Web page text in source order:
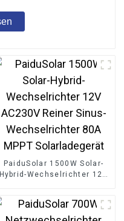
PaiduSolar 1500W Solar-
Hybrid-Wechselrichter 12V
Wechselrichter 80A MPPT
Solarladegerät